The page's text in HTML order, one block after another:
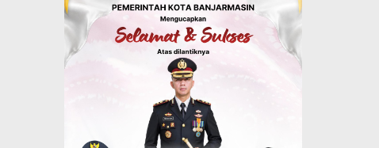
Sejumlah Lahan Pertanian
Alami Kekeringan Imbas
Kemaru, Stok Pangan di
Kalsel Aman?
Pemkab Balangan